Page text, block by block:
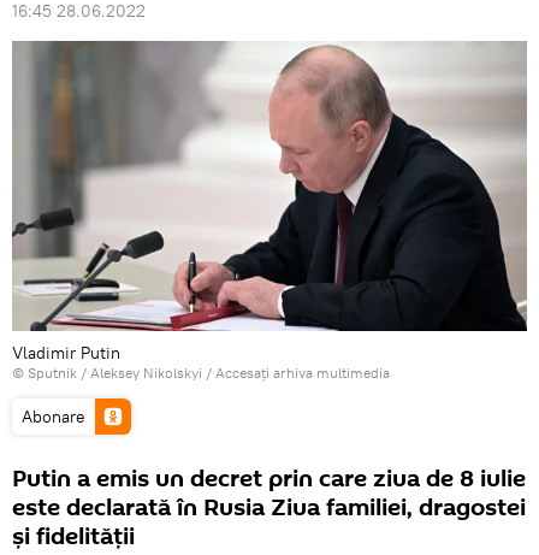
16:45 28.06.2022
Vladimir Putin
© Sputnik / Aleksey Nikolskyi / Accesați arhiva multimedia
Abonare
Putin a emis un decret prin care ziua de 8 iulie
este declarată în Rusia Ziua familiei, dragostei
și fidelității